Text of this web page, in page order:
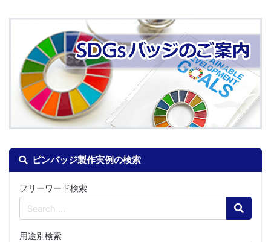
ピンバッジ製作実例の検索
フリーワード検索
Search
用途別検索